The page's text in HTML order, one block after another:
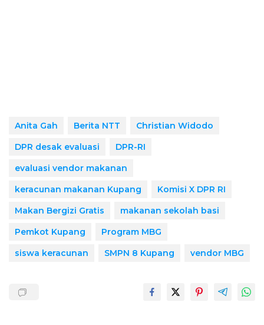
Anita Gah Berita NTT
Christian Widodo
DPR desak evaluasi
DPR-RI
evaluasi vendor makanan
keracunan makanan Kupang
Komisi X DPR RI
Makan Bergizi Gratis
makanan sekolah basi
Pemkot Kupang
Program MBG
siswa keracunan
SMPN 8 Kupang vendor MBG